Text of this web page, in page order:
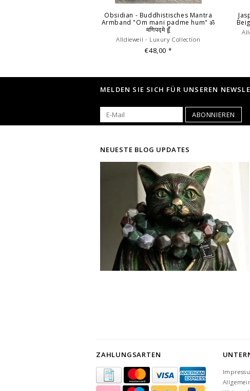
Obsidian - Buddhistisches Mantra
Armband "Om mani padme hum" ॐ
मणिपद्मे हूँ
Alldieweil - Luxury Collection
€48,00 *
MELDEN SIE SICH FÜR UNSEREN
ABONNIEREN
NEUESTE BLOG UPDATES
ZAHLUNGSARTEN